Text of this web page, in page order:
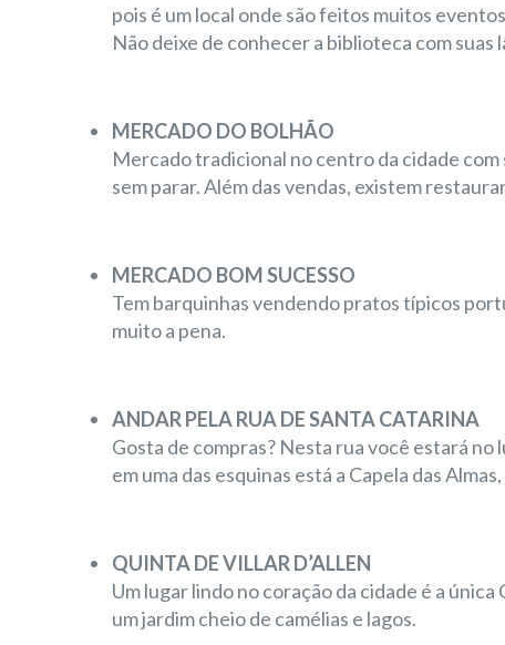
pois é um local onde são feitos muitos
Não deixe de conhecer a biblioteca com suas
MERCADO DO BOLHÃO
Mercado tradicional no centro da cidade
sem parar. Além das vendas, existem
MERCADO BOM SUCESSO
Tem barquinhas vendendo pratos típicos
muito a pena.
ANDAR PELA RUA DE SANTA CATARINA
Gosta de compras? Nesta rua você estará
em uma das esquinas está a Capela das
QUINTA DE VILLAR D’ALLEN
Um lugar lindo no coração da cidade é a
um jardim cheio de camélias e lagos.